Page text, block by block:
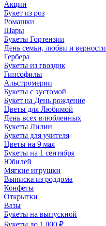
Акции
Букет из роз
Ромашки
Шары
Букеты Гортензии
День семьи, любви и верности
Гербера
Букеты из гвоздик
Гипсофилы
Альстромерии
Букеты с эустомой
Букет на День рождение
Цветы для Любимой
День всех влюбленных
Букеты Лилии
Букеты для учителя
Цветы на 9 мая
Букеты на 1 сентября
Юбилей
Мягкие игрушки
Выписка из роддома
Конфеты
Открытки
Вазы
Букеты на выпускной
Букеты до 1 000 ₽